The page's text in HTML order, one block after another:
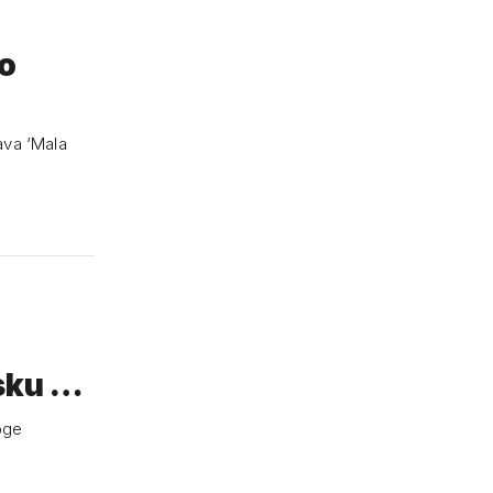
‘Mala
…